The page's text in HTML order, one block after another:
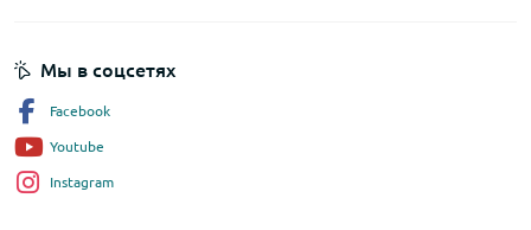
Мы в соцсетях
Facebook
Youtube
Instagram